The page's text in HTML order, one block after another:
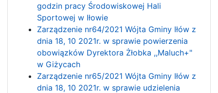
godzin pracy Środowiskowej Hali
Sportowej w Iłowie
Zarządzenie nr64/2021 Wójta Gminy Iłów z
dnia 18, 10 2021r. w sprawie powierzenia
obowiązków Dyrektora Żłobka ,,Maluch+"
w Giżycach
Zarządzenie nr65/2021 Wójta Gminy Iłów z
dnia 18, 10 2021r. w sprawie udzielenia